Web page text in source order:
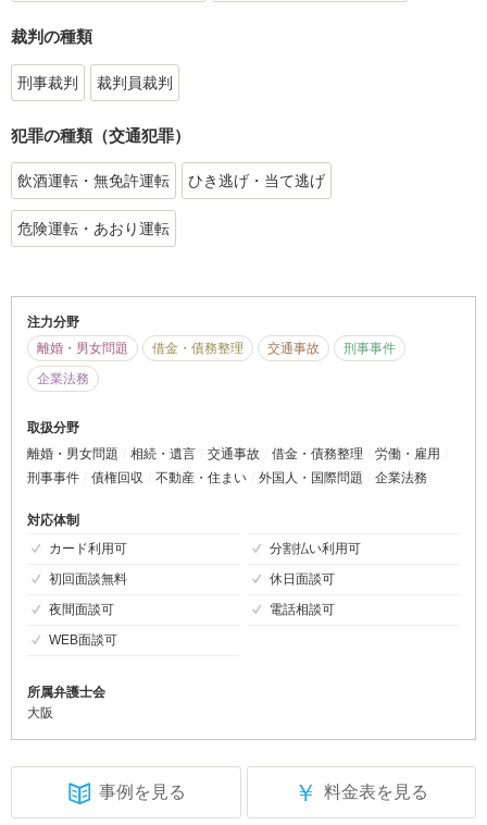
裁判の種類
刑事裁判 裁判員裁判
犯罪の種類（交通犯罪）
飲酒運転・無免許運転 ひき逃げ・当て逃げ
危険運転・あおり運転
注力分野
離婚・男女問題
借金・債務整理 交通事故
刑事事件
企業法務
取扱分野
離婚・男女問題
相続・遺言 交通事故 借金・債務整理
労働・雇用
刑事事件
債権回収 不動産・住まい 外国人・国際問題 企業法務
対応体制
カード利用可
分割払い利用可
初回面談無料
休日面談可
夜間面談可
電話相談可
WEB面談可
所属弁護士会
大阪
事例を見る ￥ 料金表を見る